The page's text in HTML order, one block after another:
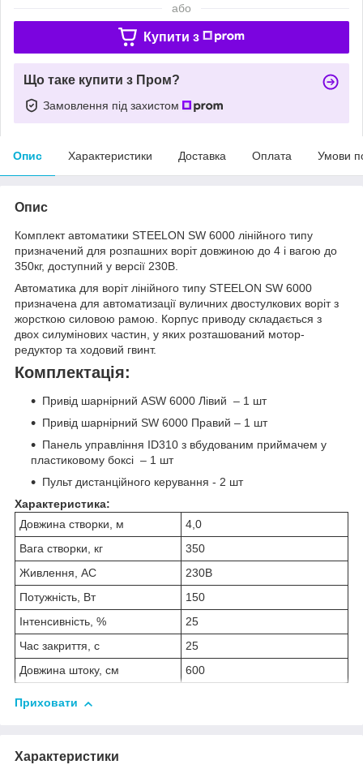
або
Купити з
Що таке купити з Пром?
Замовлення під захистом
Опис Характеристики Доставка Оплата Умови
Опис
Комплект автоматики STEELON SW 6000 лінійного типу
призначений для розпашних воріт довжиною до 4 і вагою до
350кг, доступний у версії 230В.
Автоматика для воріт лінійного типу STEELON SW 6000
призначена для автоматизації вуличних двостулкових воріт з
жорсткою силовою рамою. Корпус приводу складається з
двох силумінових частин, у яких розташований мотор-
редуктор та ходовий гвинт.
Комплектація:
Привід шарнірний ASW 6000 Лівий – 1 шт
Привід шарнірний SW 6000 Правий – 1 шт
Панель управління ID310 з вбудованим приймачем у
пластиковому боксі – 1 шт
Пульт дистанційного керування - 2 шт
Характеристика:
Довжина створки, м
4,0
Вага створки, кг
350
Живлення, АС
230В
Потужність, Вт
150
Інтенсивність, %
25
Час закриття, с
25
Довжина штоку, см
600
Приховати
Характеристики